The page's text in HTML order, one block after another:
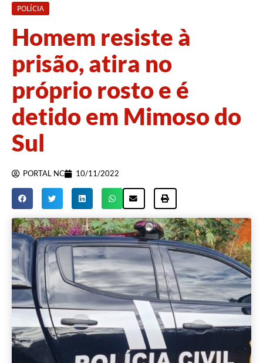
POLÍCIA
Homem resiste à
prisão, atira no
próprio rosto e é
detido em Mimoso do
Sul
PORTAL NC 10/11/2022